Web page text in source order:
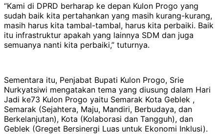
“Kami di DPRD berharap ke depan Kulon Progo yang
sudah baik kita pertahankan yang masih kurang-kurang,
masih harus kita tambal-tambal, harus kita perbaiki. Baik
itu infrastruktur apakah yang lainnya SDM dan juga
semuanya nanti kita perbaiki,” tuturnya.
Sementara itu, Penjabat Bupati Kulon Progo, Srie
Nurkyatsiwi mengatakan tema yang diusung dalam Hari
Jadi ke73 Kulon Progo yaitu Semarak Kota Geblek ,
Semarak (Sejahtera, Maju, Mandiri, Berbudaya, dan
Berkelanjutan), Kota (Kolaborasi dan Tangguh), dan
Geblek (Greget Bersinergi Luas untuk Ekonomi Inklusi).